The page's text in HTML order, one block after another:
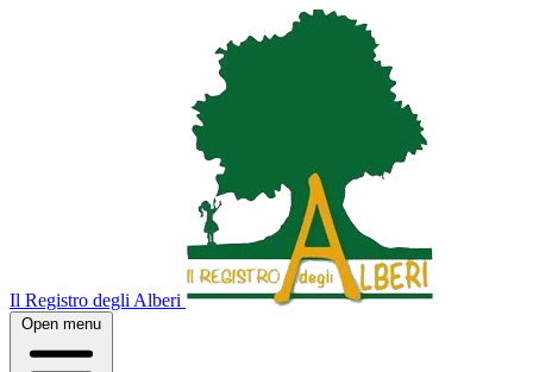
Il Registro degli Alberi
Open menu